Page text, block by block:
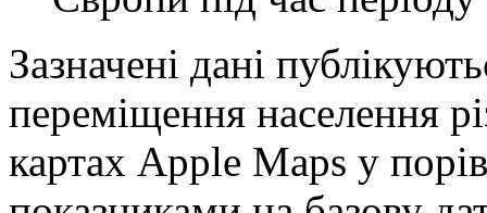
Зазначені дані
переміщення населення
картах Apple Maps у